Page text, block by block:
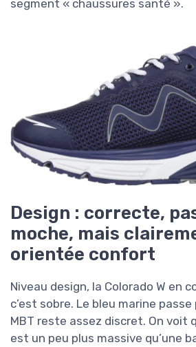
segment « chaussures santé ».
Design : correcte,
moche, mais
orientée confort
Niveau design, la Colorado W en
c’est sobre. Le bleu marine
MBT reste assez discret. On voit
est un peu plus massive qu’une